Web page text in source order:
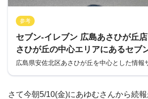
参考
セブン-イレブン 広島あさひが丘
さひが丘の中心エリアにあるセブ
広島県安佐北区あさひが丘を中心とした情報
さて今朝5/10(金)にあゆむさんから続